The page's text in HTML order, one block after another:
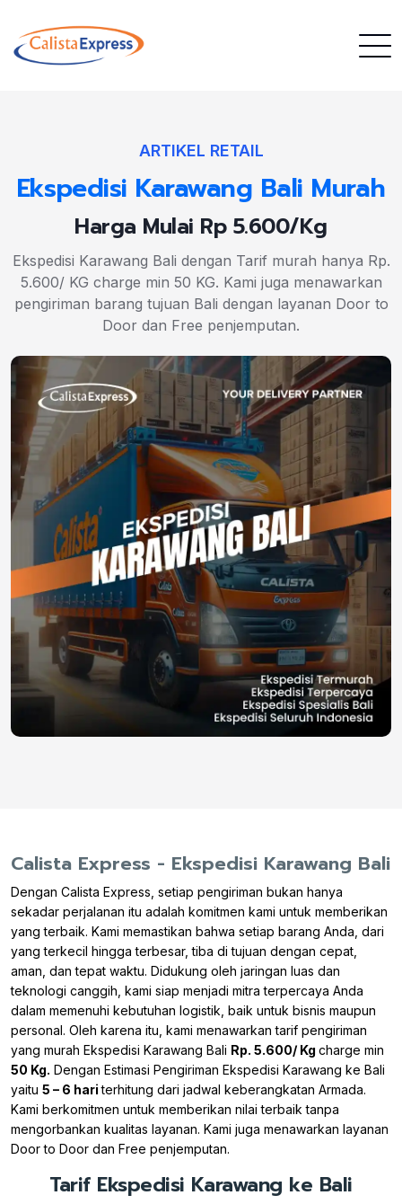
ARTIKEL RETAIL
Ekspedisi Karawang Bali Murah
Harga Mulai Rp 5.600/Kg
Ekspedisi Karawang Bali dengan Tarif murah hanya Rp.
5.600/ KG charge min 50 KG. Kami juga menawarkan
pengiriman barang tujuan Bali dengan layanan Door to
Door dan Free penjemputan.
Calista Express - Ekspedisi Karawang Bali
Dengan Calista Express, setiap pengiriman bukan hanya
sekadar perjalanan itu adalah komitmen kami untuk memberikan
yang terbaik. Kami memastikan bahwa setiap barang Anda, dari
yang terkecil hingga terbesar, tiba di tujuan dengan cepat,
aman, dan tepat waktu. Didukung oleh jaringan luas dan
teknologi canggih, kami siap menjadi mitra terpercaya Anda
dalam memenuhi kebutuhan logistik, baik untuk bisnis maupun
personal. Oleh karena itu, kami menawarkan tarif pengiriman
yang murah Ekspedisi Karawang Bali Rp. 5.600/ Kg charge min
50 Kg. Dengan Estimasi Pengiriman Ekspedisi Karawang ke Bali
yaitu 5 – 6 hariterhitung dari jadwal keberangkatan Armada.
Kami berkomitmen untuk memberikan nilai terbaik tanpa
mengorbankan kualitas layanan. Kami juga menawarkan layanan
Door to Door dan Free penjemputan.
Tarif Ekspedisi Karawang ke Bali